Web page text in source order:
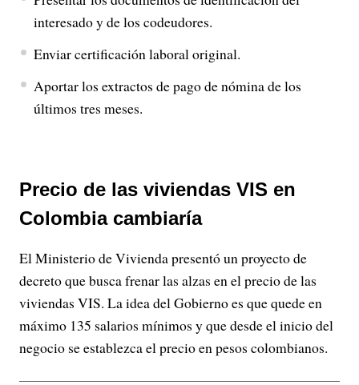
interesado y de los codeudores.
Enviar certificación laboral original.
Aportar los extractos de pago de nómina de los
últimos tres meses.
Precio de las viviendas VIS en
Colombia cambiaría
El Ministerio de Vivienda presentó un proyecto de
decreto que busca frenar las alzas en el precio de las
viviendas VIS. La idea del Gobierno es que quede en
máximo 135 salarios mínimos y que desde el inicio del
negocio se establezca el precio en pesos colombianos.